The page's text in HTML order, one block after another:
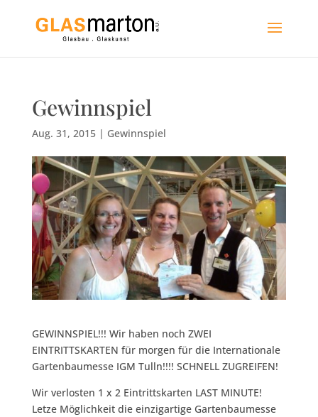
Gewinnspiel
Aug. 31, 2015| Gewinnspiel
GEWINNSPIEL!!! Wir haben noch ZWEI
EINTRITTSKARTEN für morgen für die Internationale
Gartenbaumesse IGM Tulln!!!! SCHNELL ZUGREIFEN!
Wir verlosten 1 x 2 Eintrittskarten LAST MINUTE!
Letze Möglichkeit die einzigartige Gartenbaumesse